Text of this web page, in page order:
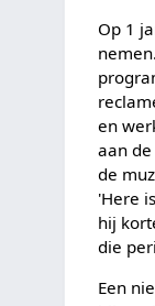
Op 1
en
aan
de
'Here
hij
die
Een